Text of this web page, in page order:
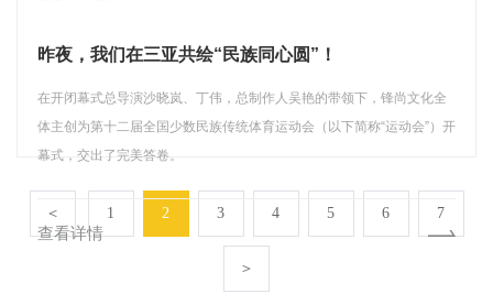
昨夜，我们在三亚共绘“民族同心圆”！
在开闭幕式总导演沙晓岚、丁伟，总制作人吴艳的带领下，锋尚文化全
体主创为第十二届全国少数民族传统体育运动会（以下简称“运动会”）开
幕式，交出了完美答卷。
查看详情
＜ 1 2 3 4 5 6 7
＞